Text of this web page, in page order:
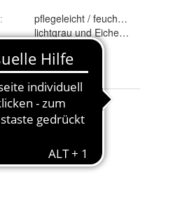
:
pflegeleicht / feucht abwischbar
lichtgrau und Eiche Sonoma